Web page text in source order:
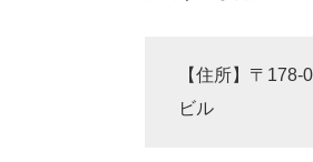
【住所】〒
ビル